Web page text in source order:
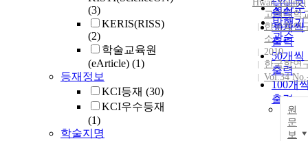
(3)
KERIS(RISS)
(2)
학술교육원
(eArticle) (1)
등재정보
KCI등재 (30)
KCI우수등재
(1)
학술지명
저자순
발행기
관순
출력
30개씩
출력
50개씩
출력
100개
출력
Hwan Young)
고려대학
한국학연
소
2010
한국학연
Vol.34
원
문
보